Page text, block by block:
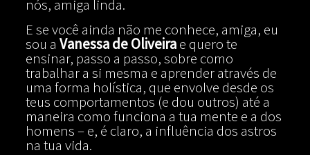
nós, amiga linda.
E se você ainda não me conhece, amiga, eu
sou a Vanessa de Oliveirae quero te
ensinar, passo a passo, sobre como
trabalhar a si mesma e aprender através de
uma forma holística, que envolve desde os
teus comportamentos (e dou outros) até a
maneira como funciona a tua mente e a dos
homens – e, é claro, a influência dos astros
na tua vida.